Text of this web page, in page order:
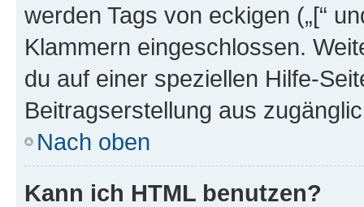
werden Tags von eckigen („[“
Klammern eingeschlossen.
du auf einer speziellen Hilfe-
Beitragserstellung aus
Nach oben
Kann ich HTML benutzen?